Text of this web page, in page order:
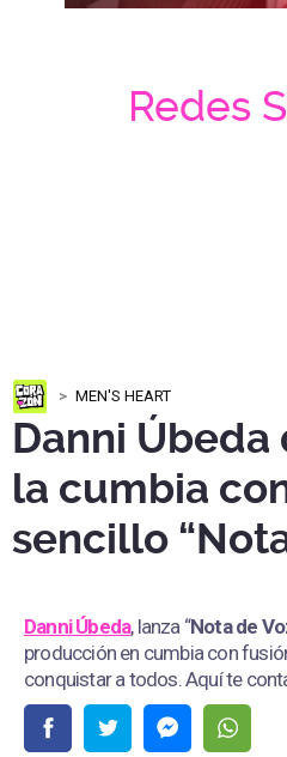
Redes
MEN'S HEART
Danni
la cumbia
sencillo
Danni Úbeda, lanza “Nota de
producción en cumbia con
conquistar a todos. Aquí te